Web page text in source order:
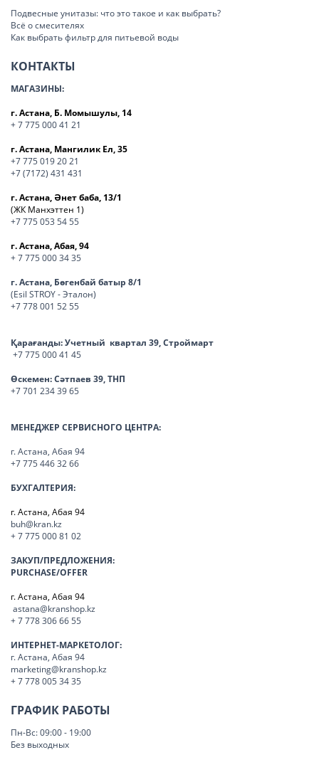
Подвесные унитазы: что это такое и как выбрать?
Всё о смесителях
Как выбрать фильтр для питьевой воды
КОНТАКТЫ
МАГАЗИНЫ:
г. Астана, Б. Момышулы, 14
+ 7 775 000 41 21
г. Астана, Мангилик Ел, 35
+7 775 019 20 21
+7 (7172) 431 431
г. Астана, Әнет баба, 13/1
(ЖК Манхэттен 1)
+7 775 053 54 55
г. Астана, Абая, 94
+ 7 775 000 34 35
г. Астана, Бөгенбай батыр 8/1
(Esil STROY - Эталон)
+7 778 001 52 55
Қарағанды:Учетный квартал 39, Строймарт
+7 775 000 41 45
Өскемен:Сәтпаев 39, ТНП
+7 701 234 39 65
МЕНЕДЖЕР СЕРВИСНОГО ЦЕНТРА:
г. Астана, Абая 94
+7 775 446 32 66
БУХГАЛТЕРИЯ:
г. Астана, Абая 94
buh@kran.kz
+ 7 775 000 81 02
ЗАКУП/ПРЕДЛОЖЕНИЯ:
PURCHASE/OFFER
г. Астана, Абая 94
astana@kranshop.kz
+ 7 778 306 66 55
ИНТЕРНЕТ-МАРКЕТОЛОГ:
г. Астана, Абая 94
marketing@kranshop.kz
+ 7 778 005 34 35
ГРАФИК РАБОТЫ
Пн-Вс: 09:00 - 19:00
Без выходных